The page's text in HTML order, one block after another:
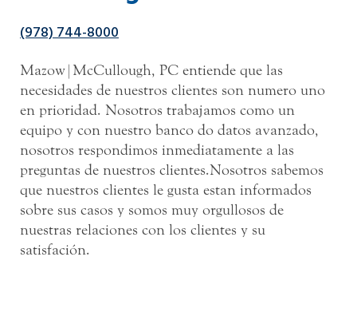
(978) 744-8000
Mazow|McCullough, PC entiende que las
necesidades de nuestros clientes son numero uno
en prioridad. Nosotros trabajamos como un
equipo y con nuestro banco do datos avanzado,
nosotros respondimos inmediatamente a las
preguntas de nuestros clientes.Nosotros sabemos
que nuestros clientes le gusta estan informados
sobre sus casos y somos muy orgullosos de
nuestras relaciones con los clientes y su
satisfación.